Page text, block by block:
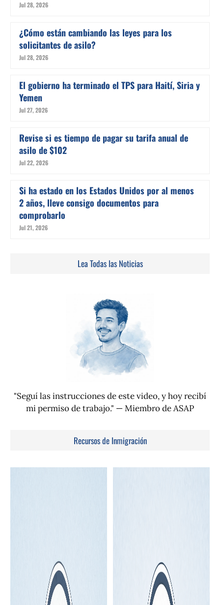
Jul 28, 2026
¿Cómo están cambiando las leyes para los
solicitantes de asilo?
Jul 28, 2026
El gobierno ha terminado el TPS para Haití, Siria y
Yemen
Jul 27, 2026
Revise si es tiempo de pagar su tarifa anual de
asilo de $102
Jul 22, 2026
Si ha estado en los Estados Unidos por al menos
2 años, lleve consigo documentos para
comprobarlo
Jul 21, 2026
Lea Todas las Noticias
"Seguí las instrucciones de este video, y hoy recibí
mi permiso de trabajo." — Miembro de ASAP
Recursos de Inmigración